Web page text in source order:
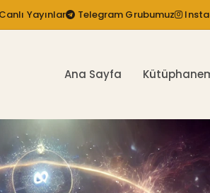
Yayınlar Telegram Grubumuz
Ana Sayfa